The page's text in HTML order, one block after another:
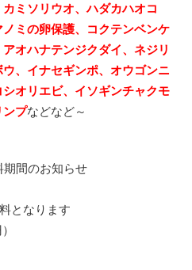
ミソリウオ、ハダカハオコ
ミの卵保護、コクテンベンケ
アオハナテンジクダイ、ネジリ
、イナセギンポ、オウゴンニ
オリエビ、 イソギンチャクモ
ンプなどなど～
間のお知らせ
となります